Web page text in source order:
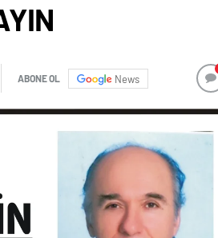
ABONE OL News